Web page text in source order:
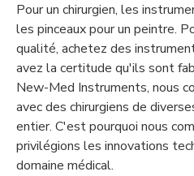
Pour un chirurgien, les
les pinceaux pour un peintre.
qualité, achetez des
avez la certitude qu'ils sont
New-Med Instruments, nous
avec des chirurgiens de
entier. C'est pourquoi nous
privilégions les innovations
domaine médical.